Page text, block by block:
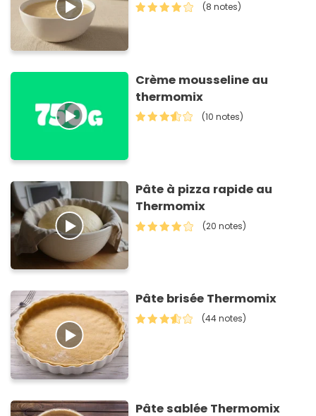
(8 notes)
Crème mousseline au
thermomix
(10 notes)
Pâte à pizza rapide au
Thermomix
(20 notes)
Pâte brisée Thermomix
(44 notes)
Pâte sablée Thermomix